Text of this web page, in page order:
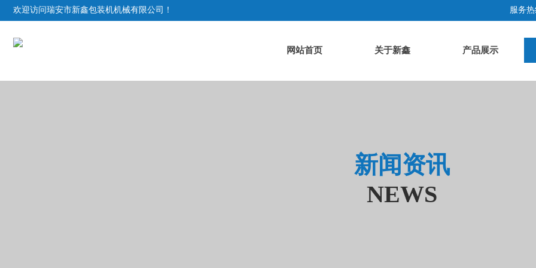
欢迎访问瑞安市新鑫包装机机械有限公司！ 服务热
网站首页 关于新鑫 产品展示
新闻资讯
NEWS